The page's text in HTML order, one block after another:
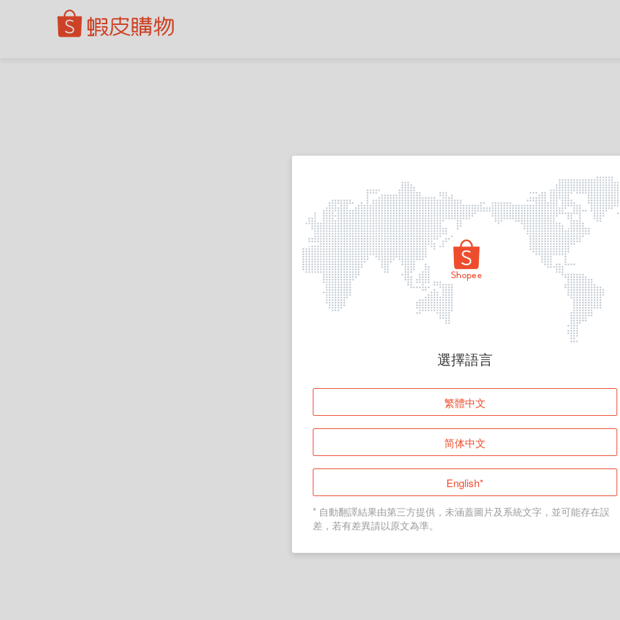
頁面無法顯示
登入
返回首頁
選擇語言
繁體中文
简体中文
English*
* 自動翻譯結果由第三方提供，未涵蓋圖片及系統文字，並可能存在誤
差，若有差異請以原文為準。